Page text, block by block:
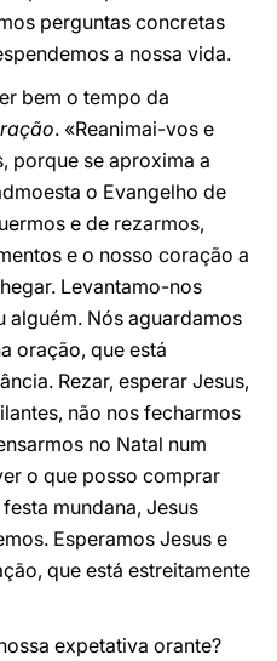
perguntas concretas
a nossa vida.
bem o tempo da
. «Reanimai-vos e
porque se aproxima a
o Evangelho de
e de rezarmos,
e o nosso coração a
Levantamo-nos
alguém. Nós aguardamos
oração, que está
Rezar, esperar Jesus,
não nos fecharmos
no Natal num
o que posso comprar
mundana, Jesus
Esperamos Jesus e
que está estreitamente
expetativa orante?